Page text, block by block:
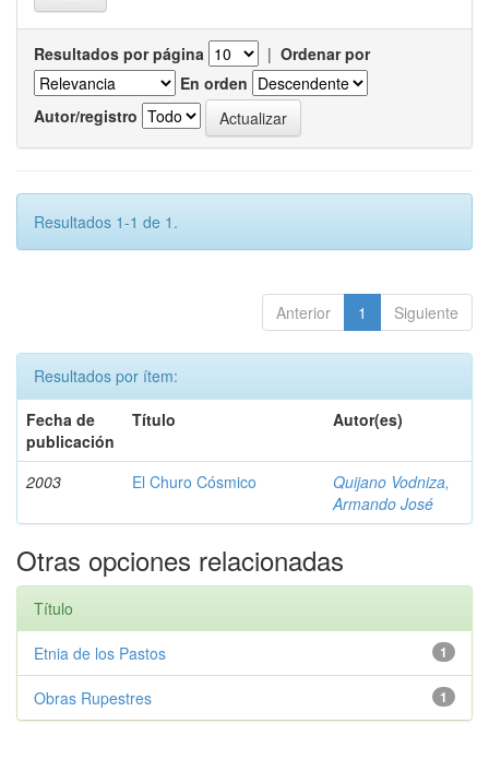
Resultados por página | Ordenar por
En orden
Autor/registro
Resultados 1-1 de 1.
Anterior 1 Siguiente
Resultados por ítem:
Fecha de
publicación
Título Autor(es)
2003 El Churo Cósmico
Quijano Vodniza,
Armando José
Otras opciones relacionadas
Título
1
Etnia de los Pastos
1
Obras Rupestres